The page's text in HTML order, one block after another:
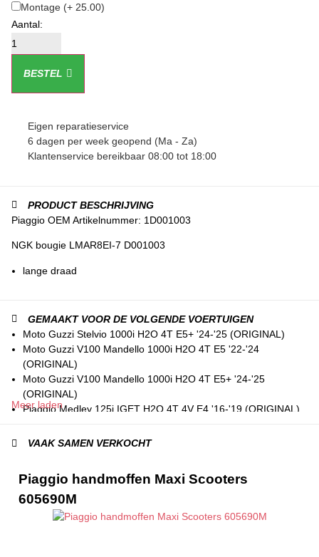
Montage (+ 25.00)
BESTEL
Eigen reparatieservice
6 dagen per week geopend (Ma - Za)
Klantenservice bereikbaar 08:00 tot 18:00
PRODUCT BESCHRIJVING
Piaggio OEM Artikelnummer: 1D001003
NGK bougie LMAR8EI-7 D001003
lange draad
GEMAAKT VOOR DE VOLGENDE VOERTUIGEN
Moto Guzzi Stelvio 1000i H2O 4T E5+ '24-'25 (ORIGINAL)
Moto Guzzi V100 Mandello 1000i H2O 4T E5 '22-'24
(ORIGINAL)
Moto Guzzi V100 Mandello 1000i H2O 4T E5+ '24-'25
(ORIGINAL)
Piaggio Medley 125i IGET H2O 4T 4V E4 '16-'19 (ORIGINAL)
Piaggio Medley 125i IGET H2O 4T 4V E5+ '24-> (ORIGINAL)
Piaggio Medley Sport 125i IGET H2O 4T 4V E4 '16-'19
(ORIGINAL)
Piaggio Medley Sport 125i IGET H2O 4T 4V E5 '21-'24
Meer laden
VAAK SAMEN VERKOCHT
Piaggio handmoffen Maxi Scooters
605690M